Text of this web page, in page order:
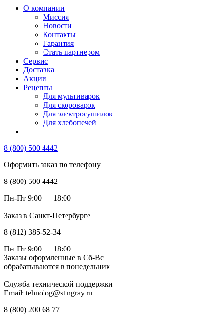
О компании
Миссия
Новости
Контакты
Гарантия
Стать партнером
Сервис
Доставка
Акции
Рецепты
Для мультиварок
Для скороварок
Для электросушилок
Для хлебопечей
8 (800) 500 4442
Оформить заказ по телефону
8 (800) 500 4442
Пн-Пт 9:00 — 18:00
Заказ в Санкт-Петербурге
8 (812) 385-52-34
Пн-Пт 9:00 — 18:00
Заказы оформленные в Сб-Вс
обрабатываются в понедельник
Служба технической поддержки
Email: tehnolog@stingray.ru
8 (800) 200 68 77